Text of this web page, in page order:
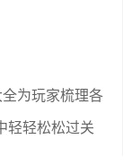
为玩家梳理各
轻轻松松过关